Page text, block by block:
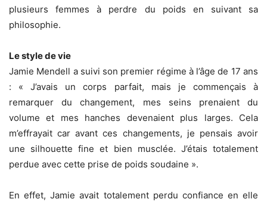
plusieurs femmes à perdre du poids en suivant sa
philosophie.
Le style de vie
Jamie Mendell a suivi son premier régime à l’âge de 17 ans
: « J’avais un corps parfait, mais je commençais à
remarquer du changement, mes seins prenaient du
volume et mes hanches devenaient plus larges. Cela
m’effrayait car avant ces changements, je pensais avoir
une silhouette fine et bien musclée. J’étais totalement
perdue avec cette prise de poids soudaine ».
En effet, Jamie avait totalement perdu confiance en elle